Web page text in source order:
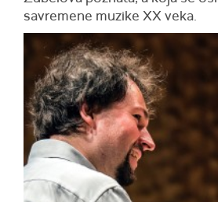
savremene muzike XX veka.